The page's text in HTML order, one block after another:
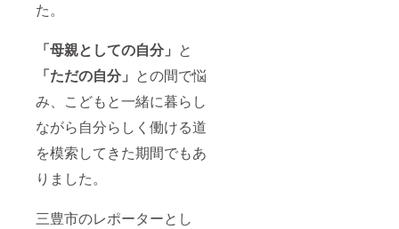
た。
「母親としての自分」 と
「ただの自分」 との間で悩
み、こどもと一緒に暮らし
ながら自分らしく働ける道
を模索してきた期間でもあ
りました。
三豊市のレポーターとし